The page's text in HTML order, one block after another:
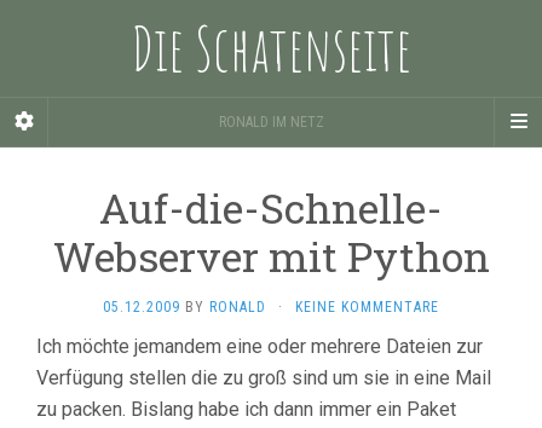
Die Schatenseite
RONALD IM NETZ
Auf-die-Schnelle-
Webserver mit Python
05.12.2009 BY RONALD · KEINE KOMMENTARE
Ich möchte jemandem eine oder mehrere Dateien zur
Verfügung stellen die zu groß sind um sie in eine Mail
zu packen. Bislang habe ich dann immer ein Paket